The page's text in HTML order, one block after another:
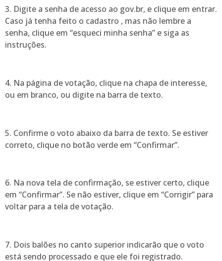
3. Digite a senha de acesso ao gov.br, e clique em entrar.
Caso já tenha feito o cadastro , mas não lembre a
senha, clique em “esqueci minha senha” e siga as
instruções.
4. Na página de votação, clique na chapa de interesse,
ou em branco, ou digite na barra de texto.
5. Confirme o voto abaixo da barra de texto. Se estiver
correto, clique no botão verde em “Confirmar”.
6. Na nova tela de confirmação, se estiver certo, clique
em “Confirmar”. Se não estiver, clique em “Corrigir” para
voltar para a tela de votação.
7. Dois balões no canto superior indicarão que o voto
está sendo processado e que ele foi registrado.